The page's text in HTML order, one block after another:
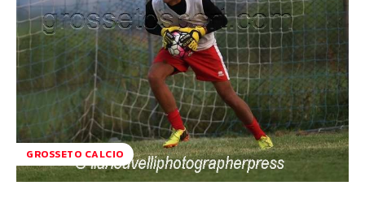
GROSSETO CALCIO